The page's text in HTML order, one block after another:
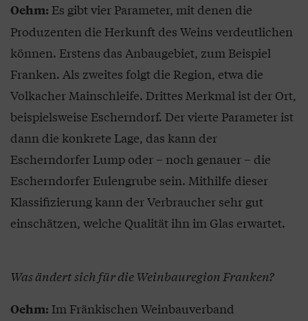
Oehm: Es gibt vier Parameter, mit denen die
Produzenten die Herkunft des Weins verdeutlichen
können. Erstens das Anbaugebiet, zum Beispiel
Franken. Als zweites folgt die Region, etwa die
Volkacher Mainschleife. Drittes Merkmal ist der Ort,
beispielsweise Escherndorf. Der vierte Parameter ist
dann die konkrete Lage, das kann der
Escherndorfer Lump oder – noch genauer – die
Escherndorfer Eulengrube sein. Mithilfe dieser
Klassifizierung kann der Verbraucher sehr gut
einschätzen, welche Qualität ihn im Glas erwartet.
Was ändert sich für die Weinbauregion Franken?
Oehm: Im Fränkischen Weinbauverband